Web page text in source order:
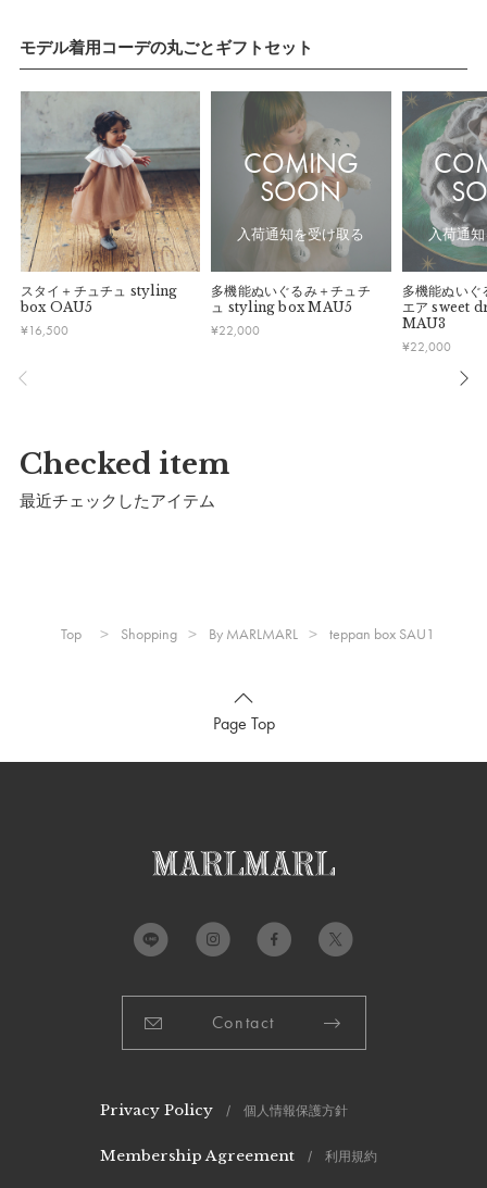
モデル着用コーデの丸ごとギフトセット
スタイ＋チュチュ styling
box OAU5
¥16,500
COMING
SOON
入荷通知を受け取る
多機能ぬいぐるみ＋チュチ
ュ styling box MAU5
¥22,000
入荷通
多機能ぬいぐ
エア sweet
MAU3
¥22,000
Checked item
最近チェックしたアイテム
Top Shopping By MARLMARL teppan box SAU1
Page Top
Contact
Privacy Policy / 個人情報保護方針
Membership Agreement / 利用規約